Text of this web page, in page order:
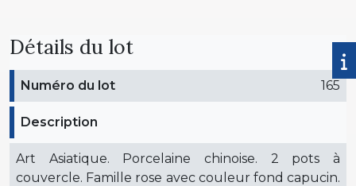
Détails du lot
Numéro du lot 165
Description
Art Asiatique. Porcelaine chinoise. 2 pots à
couvercle. Famille rose avec couleur fond capucin.